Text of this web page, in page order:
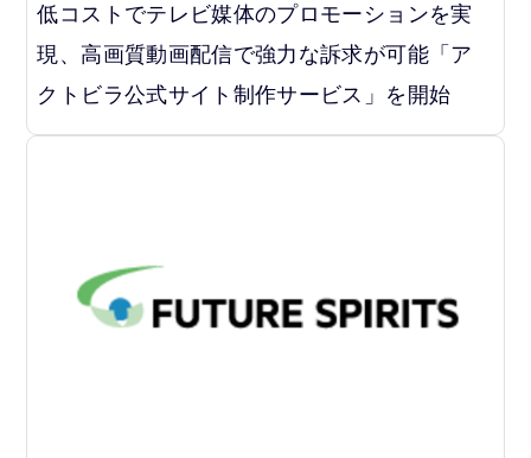
低コストでテレビ媒体のプロモーションを実
現、高画質動画配信で強力な訴求が可能「ア
クトビラ公式サイト制作サービス」を開始